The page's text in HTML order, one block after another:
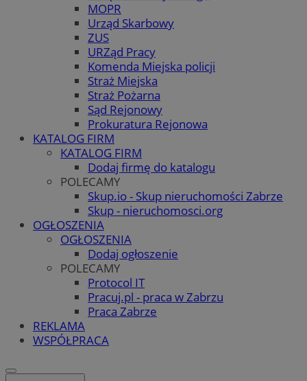
MOPR
Urząd Skarbowy
ZUS
URZąd Pracy
Komenda Miejska policji
Straż Miejska
Straż Pożarna
Sąd Rejonowy
Prokuratura Rejonowa
KATALOG FIRM
KATALOG FIRM
Dodaj firmę do katalogu
POLECAMY
Skup.io - Skup nieruchomości Zabrze
Skup - nieruchomosci.org
OGŁOSZENIA
OGŁOSZENIA
Dodaj ogłoszenie
POLECAMY
Protocol IT
Pracuj.pl - praca w Zabrzu
Praca Zabrze
REKLAMA
WSPÓŁPRACA